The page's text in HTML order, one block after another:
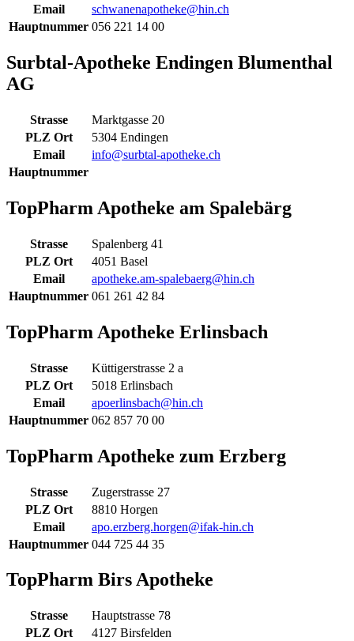
Email
schwanenapotheke@hin.ch
Hauptnummer 056 221 14 00
Surbtal-Apotheke Endingen Blumenthal
AG
Strasse
Marktgasse 20
PLZ Ort
5304 Endingen
Email
info@surbtal-apotheke.ch
Hauptnummer
TopPharm Apotheke am Spalebärg
Strasse
Spalenberg 41
PLZ Ort
4051 Basel
Email
apotheke.am-spalebaerg@hin.ch
Hauptnummer 061 261 42 84
TopPharm Apotheke Erlinsbach
Strasse
Küttigerstrasse 2 a
PLZ Ort
5018 Erlinsbach
Email
apoerlinsbach@hin.ch
Hauptnummer 062 857 70 00
TopPharm Apotheke zum Erzberg
Strasse
Zugerstrasse 27
PLZ Ort
8810 Horgen
Email
apo.erzberg.horgen@ifak-hin.ch
Hauptnummer 044 725 44 35
TopPharm Birs Apotheke
Strasse
Hauptstrasse 78
PLZ Ort
4127 Birsfelden